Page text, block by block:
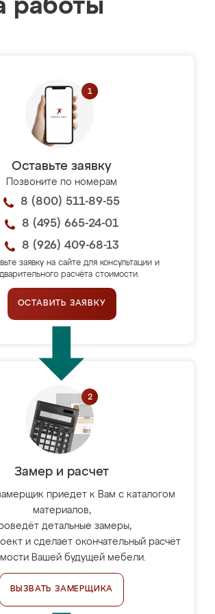
работы
Оставьте заявку
Позвоните по номерам
8 (800) 511-89-55
8 (495) 665-24-01
8 (926) 409-68-13
заявку на сайте для консультации и
расчёта стоимости.
ОСТАВИТЬ ЗАЯВКУ
Замер и расчет
приедет к Вам с каталогом
материалов,
детальные замеры,
и сделает окончательный расчёт
Вашей будущей мебели.
ВЫЗВАТЬ ЗАМЕРЩИКА